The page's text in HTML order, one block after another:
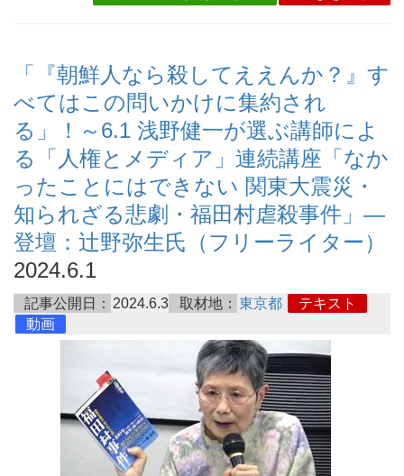
「『朝鮮人なら殺してええんか？』す
べてはこの問いかけに集約され
る」！～6.1 浅野健一が選ぶ講師によ
る「人権とメディア」連続講座「なか
ったことにはできない 関東大震災・
知られざる悲劇・福田村虐殺事件」―
登壇：辻野弥生氏（フリーライター）
2024.6.1
記事公開日： 2024.6.3 取材地： 東京都
テキスト
動画